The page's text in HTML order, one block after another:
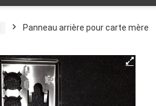
Panneau arrière pour carte mère